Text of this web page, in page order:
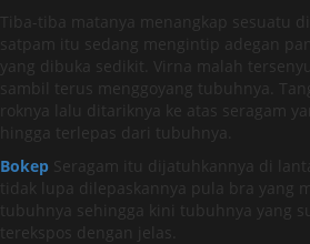
Tiba-tiba matanya menangkap sesuatu
satpam itu sedang mengintip adegan
yang dibuka sedikit. Virna malah
sambil terus menggoyang tubuhnya.
roknya lalu ditariknya ke atas seragam
hingga terlepas dari tubuhnya.
Bokep Seragam itu dijatuhkannya di
tidak lupa dilepaskannya pula bra yang
tubuhnya sehingga kini tubuhnya yang
terekspos dengan jelas.